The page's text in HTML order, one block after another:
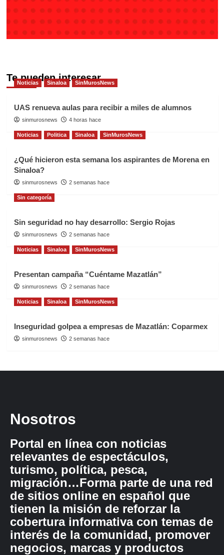
Te pueden interesar
Noticias Sinaloa SinMurosNews
UAS renueva aulas para recibir a miles de alumnos
sinmurosnews 4 horas hace
Noticias Politica Sinaloa SinMurosNews
¿Qué hicieron esta semana los aspirantes de Morena en
Sinaloa?
sinmurosnews 2 semanas hace
Sin categoría
Sin seguridad no hay desarrollo: Sergio Rojas
sinmurosnews 2 semanas hace
Noticias Sinaloa SinMurosNews
Presentan campaña “Cuéntame Mazatlán”
sinmurosnews 2 semanas hace
Noticias Sinaloa SinMurosNews
Inseguridad golpea a empresas de Mazatlán: Coparmex
sinmurosnews 2 semanas hace
Nosotros
Portal en línea con noticias
relevantes de espectáculos,
turismo, política, pesca,
migración…Forma parte de una red
de sitios online en español que
tienen la misión de reforzar la
cobertura informativa con temas de
interés de la comunidad, promover
negocios, marcas y productos